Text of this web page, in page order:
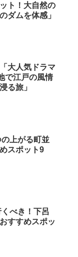
ト！大自然の
ダムを体感」
大人気ドラマ
で江戸の風情
る旅」
の上がる町並
スポット9
くべき！下呂
すすめスポッ